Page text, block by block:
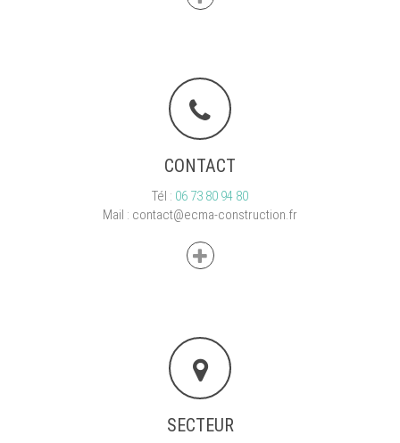
CONTACT
Tél : 06 73 80 94 80
Mail : contact@ecma-construction.fr
SECTEUR